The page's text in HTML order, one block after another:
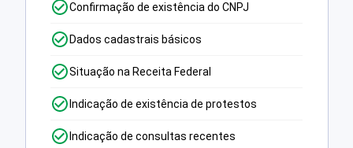
Confirmação de existência do CNPJ
Dados cadastrais básicos
Situação na Receita Federal
Indicação de existência de protestos
Indicação de consultas recentes